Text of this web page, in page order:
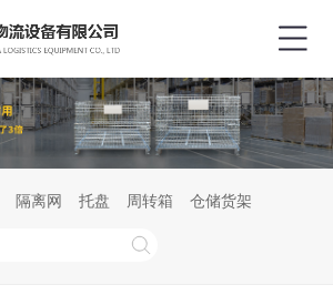
隔离网 托盘 周转箱 仓储货架